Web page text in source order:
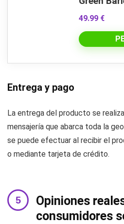
49.99 €
Entrega y pago
La entrega del producto se
mensajería que abarca toda la
se puede efectuar al recibir el
o mediante tarjeta de crédito.
Opiniones
consumidores